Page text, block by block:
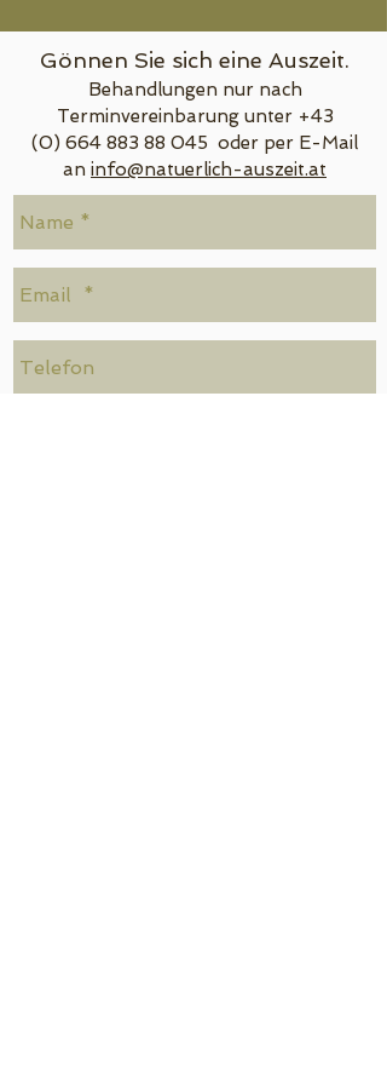
fruchtfleischöl*, Vitamin E,
Bisabolol (entzündungshemmender
Wirkstoff aus der Kamille),
Mischung ätherischer Öle*.
* aus kontrolliert biologischem
Anbau
Gönnen Sie sich eine Auszeit.
Behandlungen nur nach
Terminvereinbarung unter +43
(0) 664 883 88 045 oder per E-Mail
an info@natuerlich-auszeit.at